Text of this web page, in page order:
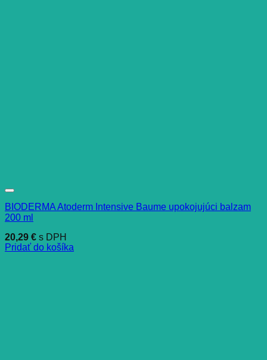
BIODERMA Atoderm Intensive Baume upokojujúci balzam
200 ml
20,29 € s DPH
Pridať do košíka